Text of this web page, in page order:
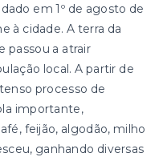
em 1º de agosto de
à cidade. A terra da
passou a atrair
local. A partir de
processo de
importante,
feijão, algodão, milho
ganhando diversas